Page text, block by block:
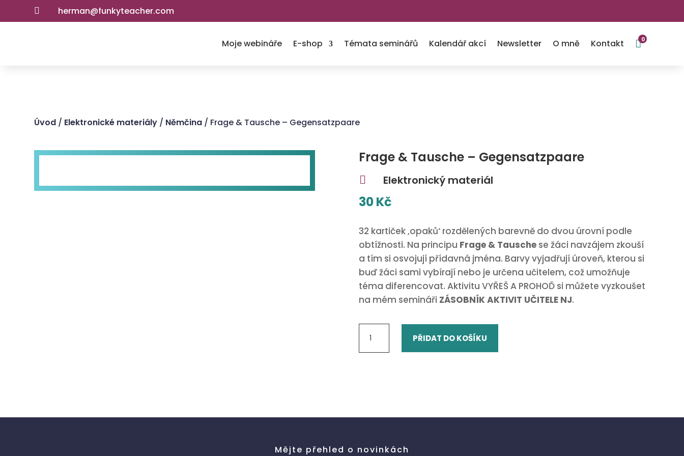
 herman@funkyteacher.com
Moje webináře E-shop Témata seminářů Kalendář akcí Newsletter O mně Kontakt 0
Úvod / Elektronické materiály / Němčina / Frage & Tausche – Gegensatzpaare
Frage & Tausche – Gegensatzpaare
 Elektronický materiál
30Kč
32 kartiček ‚opaků‘ rozdělených barevně do dvou úrovní podle
obtížnosti. Na principu Frage & Tausche se žáci navzájem zkouší
a tím si osvojují přídavná jména. Barvy vyjadřují úroveň, kterou si
buď žáci sami vybírají nebo je určena učitelem, což umožňuje
téma diferencovat. Aktivitu VYŘEŠ A PROHOĎ si můžete vyzkoušet
na mém semináři ZÁSOBNÍK AKTIVIT UČITELE NJ.
Tausche
PŘIDAT DO KOŠÍKU
Mějte přehled o novinkách